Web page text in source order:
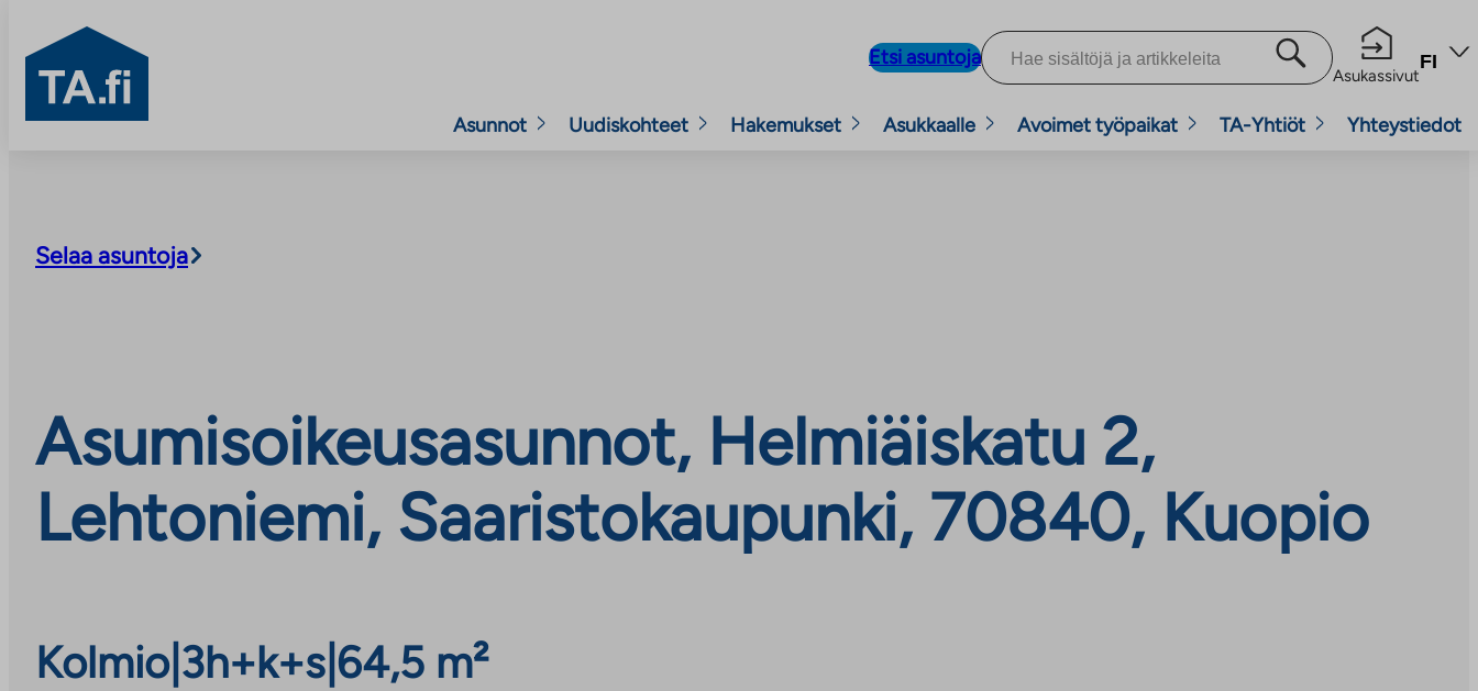
TA.fi
Etsi asuntoja
Asukassivut
FI
Asunnot Uudiskohteet Hakemukset Asukkaalle Avoimet työpaikat TA-Yhtiöt Yhteystiedot
Selaa asuntoja
Asumisoikeusasunnot, Helmiäiskatu 2,
Lehtoniemi, Saaristokaupunki, 70840, Kuopio
Kolmio| 3h+k+s 64,5 m²